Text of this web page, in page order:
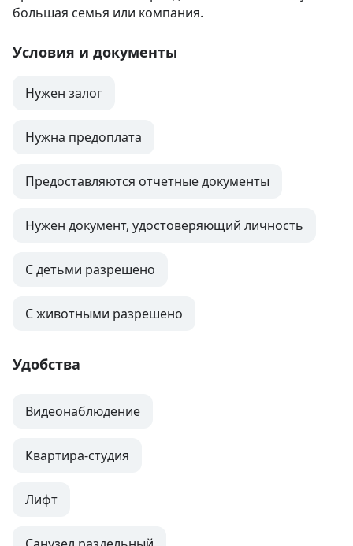
большая семья или компания.
Условия и документы
Нужен залог
Нужна предоплата
Предоставляются отчетные документы
Нужен документ, удостоверяющий личность
С детьми разрешено
С животными разрешено
Удобства
Видеонаблюдение
Квартира-студия
Лифт